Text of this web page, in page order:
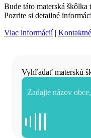
Bude táto materská
Pozrite si detailné
Viac informácií|
Vyhľadať materskú